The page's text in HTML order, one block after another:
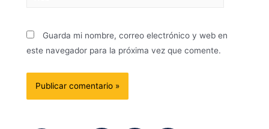
Guarda mi nombre, correo electrónico y web en
este navegador para la próxima vez que comente.